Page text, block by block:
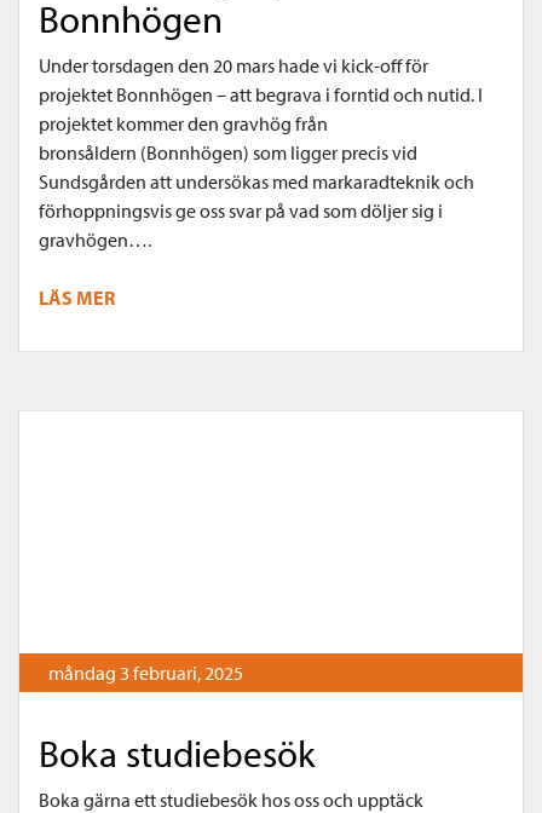
Bonnhögen
Under torsdagen den 20 mars hade vi kick-off för
projektet Bonnhögen – att begrava i forntid och nutid. I
projektet kommer den gravhög från
bronsåldern (Bonnhögen) som ligger precis vid
Sundsgården att undersökas med markaradteknik och
förhoppningsvis ge oss svar på vad som döljer sig i
gravhögen….
LÄS MER
måndag 3 februari, 2025
Boka studiebesök
Boka gärna ett studiebesök hos oss och upptäck